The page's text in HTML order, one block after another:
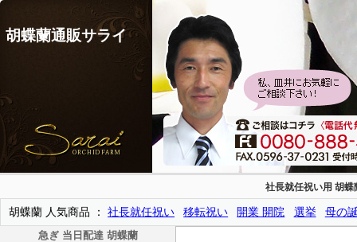
胡蝶蘭通販サライ
社長就任祝い用 胡蝶
胡蝶蘭 人気商品 社長就任祝い 移転祝い 開業 開院 選挙 母の
急ぎ 当日配達 胡蝶蘭